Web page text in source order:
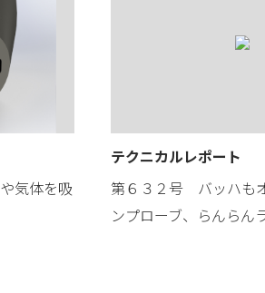
気体を吸
テクニカルレポート
第６３２号 バッハも
ンプローブ、らんらん